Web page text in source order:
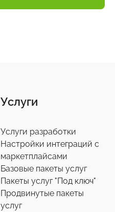
Услуги
Услуги разработки
Настройки интеграций с
маркетплайсами
Базовые пакеты услуг
Пакеты услуг "Под ключ"
Продвинутые пакеты
услуг